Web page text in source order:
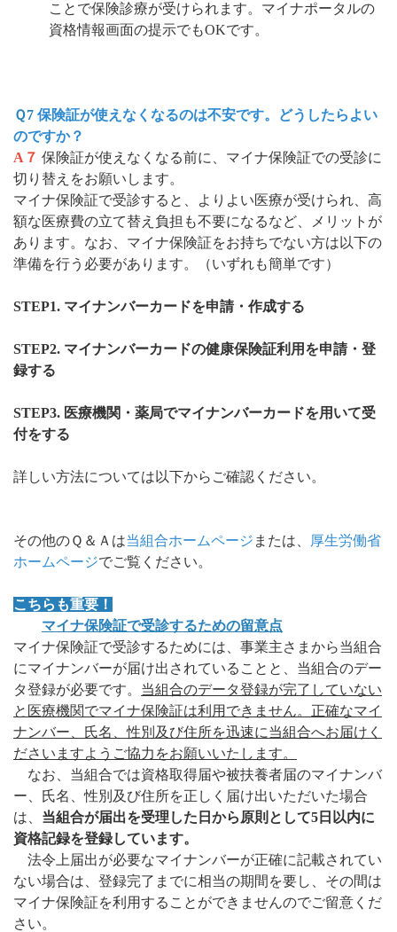
ことで保険診療が受けられます。マイナポータルの
資格情報画面の提示でもOKです。
Ｑ7 保険証が使えなくなるのは不安です。どうしたらよい
のですか？
A７ 保険証が使えなくなる前に、マイナ保険証での受診に
切り替えをお願いします。
マイナ保険証で受診すると、よりよい医療が受けられ、高
額な医療費の立て替え負担も不要になるなど、メリットが
あります。なお、マイナ保険証をお持ちでない方は以下の
準備を行う必要があります。（いずれも簡単です）
STEP1. マイナンバーカードを申請・作成する
STEP2. マイナンバーカードの健康保険証利用を申請・登
録する
STEP3. 医療機関・薬局でマイナンバーカードを用いて受
付をする
詳しい方法については以下からご確認ください。
その他のＱ＆Ａは当組合ホームページ または、
厚生労働省
ホームページでご覧ください。
こちらも重要！
マイナ保険証で受診するための留意点
マイナ保険証で受診するためには、事業主さまから当組合
にマイナンバーが届け出されていることと、当組合のデー
タ登録が必要です。 当組合のデータ登録が完了していない
と医療機関でマイナ保険証は利用できません。正確なマイ
ナンバー、氏名、性別及び住所を迅速に当組合へお届けく
ださいますようご協力をお願いいたします。
なお、当組合では資格取得届や被扶養者届のマイナンバ
ー、氏名、性別及び住所を正しく届け出いただいた場合
は、 当組合が届出を受理した日から原則として5日以内に
資格記録を登録しています。
法令上届出が必要なマイナンバーが正確に記載されてい
ない場合は、登録完了までに相当の期間を要し、その間は
マイナ保険証を利用することができませんのでご留意くだ
さい。